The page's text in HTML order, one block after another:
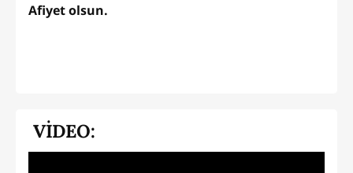
Afiyet olsun.
VİDEO: